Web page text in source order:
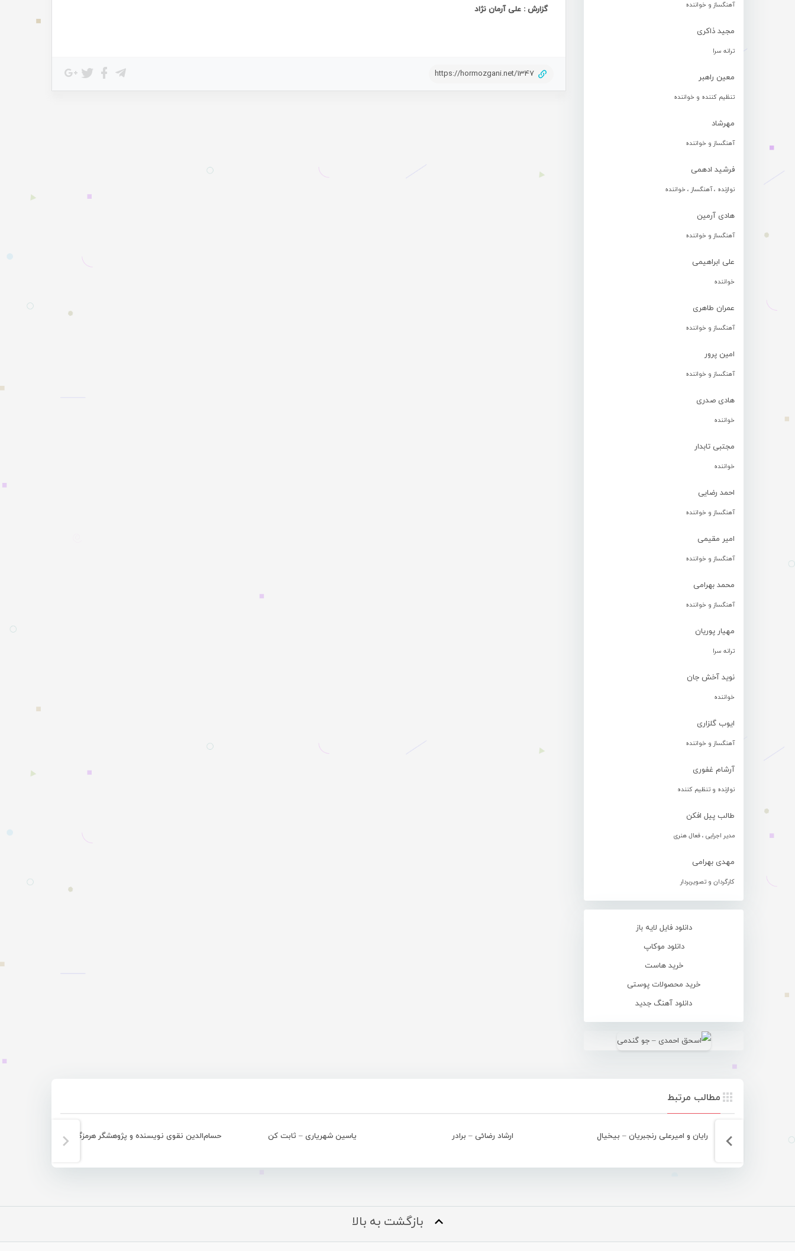
آهنگساز و خواننده
مجید ذاکری
ترانه سرا
معین راهبر
تنظیم کننده و خواننده
مهرشاد
آهنگساز و خواننده
فرشید ادهمی
نوازنده ، آهنگساز ، خواننده
هادی آرمین
آهنگساز و خواننده
علی ابراهیمی
خواننده
عمران طاهری
آهنگساز و خواننده
امین پرور
آهنگساز و خواننده
هادی صدری
خواننده
مجتبی تابدار
خواننده
احمد رضایی
آهنگساز و خواننده
امیر مقیمی
آهنگساز و خواننده
محمد بهرامی
آهنگساز و خواننده
مهیار پوریان
ترانه سرا
نوید آخش جان
خواننده
ایوب گلزاری
آهنگساز و خواننده
آرشام غفوری
نوازنده و تنظیم کننده
طالب پیل افکن
مدیر اجرایی ، فعال هنری
مهدی بهرامی
کارگردان و تصویربردار
دانلود فایل لایه باز
دانلود موکاپ
خرید هاست
خرید محصولات پوستی
دانلود آهنگ جدید
گزارش : علی آرمان نژاد
https://hormozgani.net/1347
مطالب مرتبط
رایان و امیرعلی رنجبریان – بیخیال ارشاد رضائی – برادر یاسین شهریاری – ثابت کن
بازگشت به بالا